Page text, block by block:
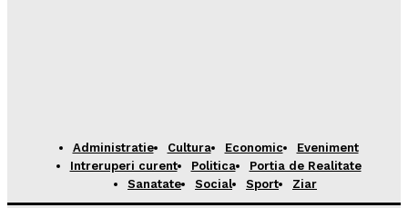
Administratie Cultura Economic
Eveniment
Intreruperi curent
Politica
Portia de Realitate
Sanatate
Social Sport Ziar